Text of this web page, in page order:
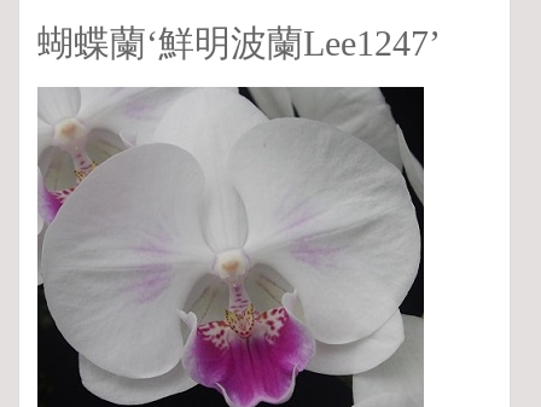
蝴蝶蘭‘鮮明波蘭Lee1247’